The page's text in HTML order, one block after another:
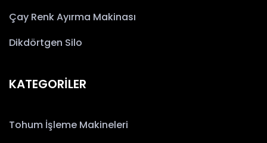
Çay Renk Ayırma Makinası
Dikdörtgen Silo
KATEGORİLER
Tohum İşleme Makineleri